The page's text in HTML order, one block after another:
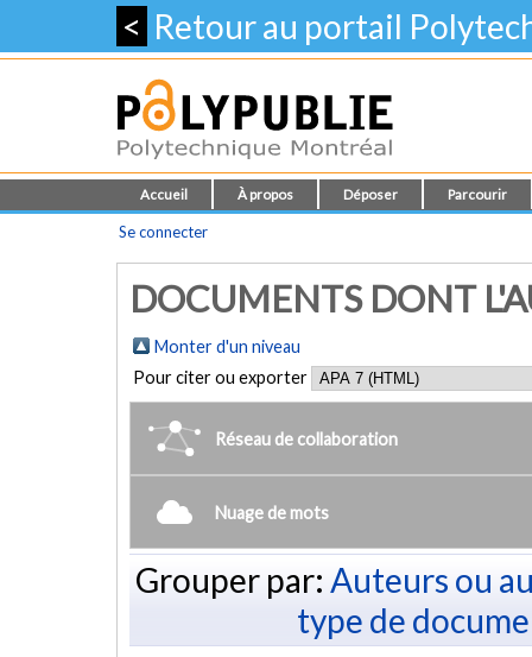
< Retour au portail
Accueil À propos Déposer Parcourir
Se connecter
DOCUMENTS DONT
Monter d'un niveau
Pour citer ou exporter
Réseau de collaboration
Nuage de mots
Grouper par: Auteurs ou
type de